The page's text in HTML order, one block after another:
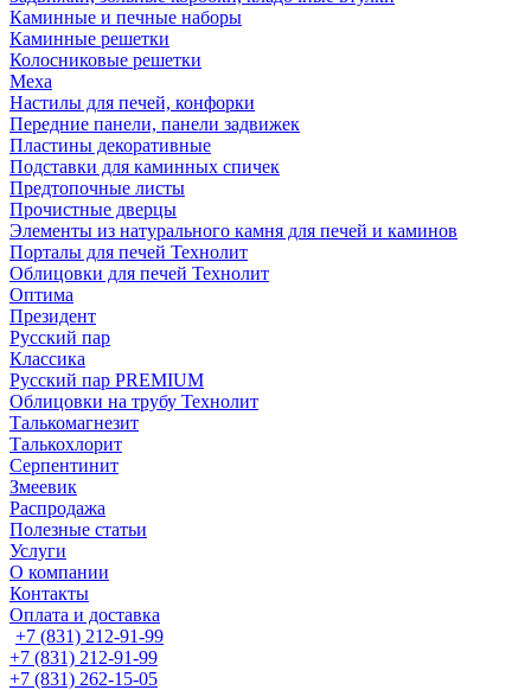
Каминные и печные наборы
Каминные решетки
Колосниковые решетки
Меха
Настилы для печей, конфорки
Передние панели, панели задвижек
Пластины декоративные
Подставки для каминных спичек
Предтопочные листы
Прочистные дверцы
Элементы из натурального камня для печей и каминов
Порталы для печей Технолит
Облицовки для печей Технолит
Оптима
Президент
Русский пар
Классика
Русский пар PREMIUM
Облицовки на трубу Технолит
Талькомагнезит
Талькохлорит
Серпентинит
Змеевик
Распродажа
Полезные статьи
Услуги
О компании
Контакты
Оплата и доставка
+7 (831) 212-91-99
+7 (831) 212-91-99
+7 (831) 262-15-05